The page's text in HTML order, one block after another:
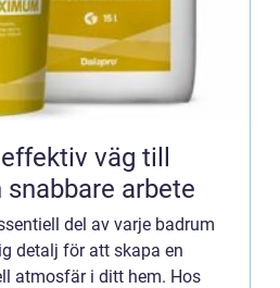
arbete
del av varje badrum
detalj för att skapa en
atmosfär i ditt hem. Hos